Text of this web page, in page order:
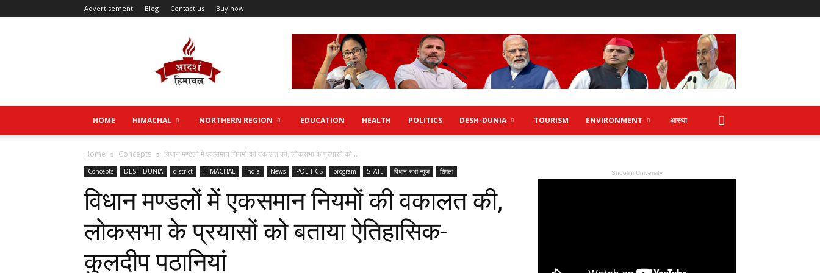
Advertisement Blog Contact us Buy now
HOME HIMACHAL NORTHERN REGION EDUCATION HEALTH POLITICS DESH-DUNIA TOURISM ENVIRONMENT आस्था
Home Concepts विधान मण्डलों में एकसमान नियमों की वकालत की, लोकसभा के प्रयासों को...
Concepts DESH-DUNIA district HIMACHAL india News POLITICS program STATE विधान सभा न्यूज शिमला
विधान मण्डलों में एकसमान नियमों की वकालत की,
लोकसभा के प्रयासों को बताया ऐतिहासिक-
कुलदीप पठानियां
Shoolini University